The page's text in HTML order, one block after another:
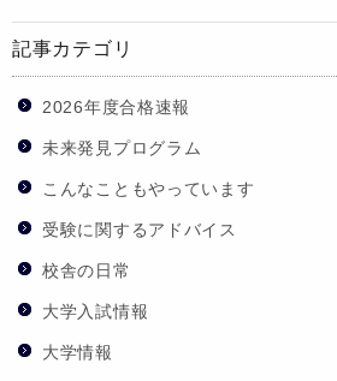
記事カテゴリ
2026年度合格速報
未来発見プログラム
こんなこともやっています
受験に関するアドバイス
校舎の日常
大学入試情報
大学情報